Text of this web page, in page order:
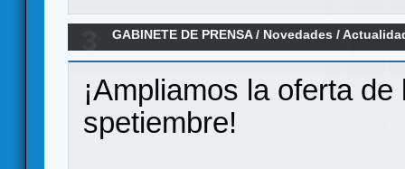
GABINETE DE PRENSA/ Novedades /
lanzamiento “Una Guerra Imposible”
¡Ampliamos la oferta
spetiembre!